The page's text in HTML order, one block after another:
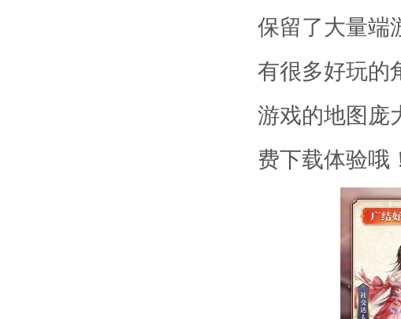
保留了大量端
有很多好玩的
游戏的地图庞
费下载体验哦